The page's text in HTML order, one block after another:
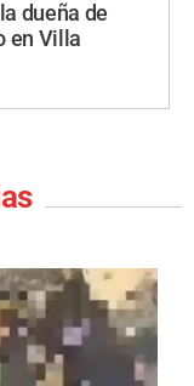
dueña de
en Villa